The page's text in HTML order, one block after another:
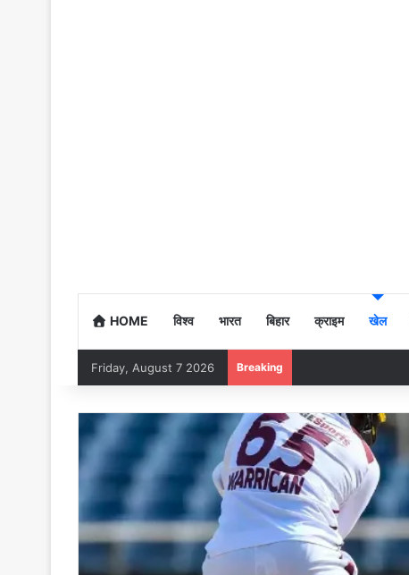
HOME विश्व भारत बिहार क्राइम खेल
Friday, August 7 2026 Breaking